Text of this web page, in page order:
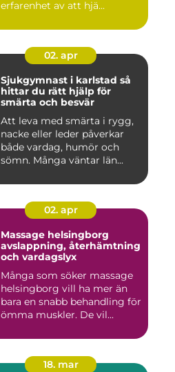
erfarenhet av att hjä...
02. apr
Sjukgymnast i karlstad så
hittar du rätt hjälp för
smärta och besvär
Att leva med smärta i rygg,
nacke eller leder påverkar
både vardag, humör och
sömn. Många väntar län...
02. apr
Massage helsingborg
avslappning, återhämtning
och vardagslyx
Många som söker massage
helsingborg vill ha mer än
bara en snabb behandling för
ömma muskler. De vil...
18. mar